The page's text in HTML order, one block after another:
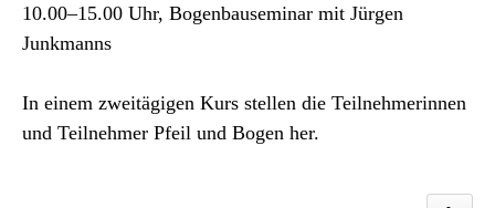
10.00–15.00 Uhr, Bogenbauseminar mit Jürgen
Junkmanns
In einem zweitägigen Kurs stellen die Teilnehmerinnen
und Teilnehmer Pfeil und Bogen her.